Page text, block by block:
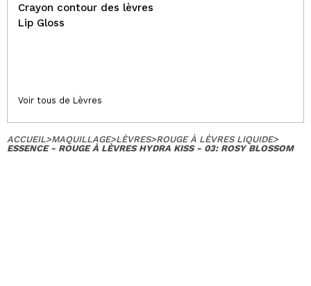
Crayon contour des lèvres
Lip Gloss
Voir tous de Lèvres
ACCUEIL>MAQUILLAGE>LÈVRES>ROUGE À LÈVRES LIQUIDE>
ESSENCE - ROUGE À LÈVRES HYDRA KISS - 03: ROSY BLOSSOM